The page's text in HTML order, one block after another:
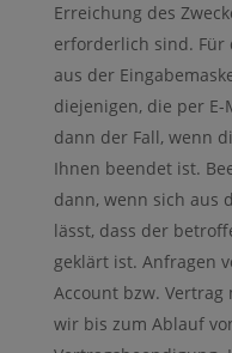
Erreichung des
erforderlich sind. Für
aus der
diejenigen, die per
dann der Fall, wenn
Ihnen beendet ist.
dann, wenn sich aus
lässt, dass der
geklärt ist. Anfragen
Account bzw.
wir bis zum Ablauf